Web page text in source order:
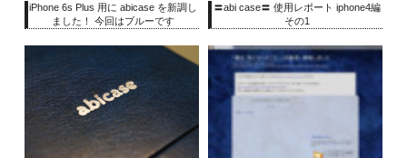
iPhone 6s Plus 用に abicase を新調し
ました！ 今回はブルーです
〓abi case〓 使用レポート iphone4編
その1